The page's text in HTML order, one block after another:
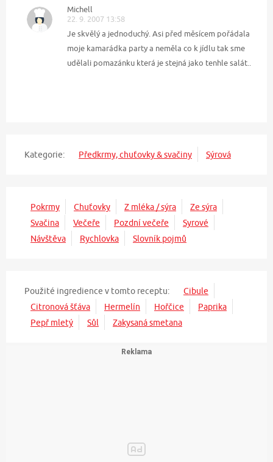
Michell
22. 9. 2007 13:58
Je skvělý a jednoduchý. Asi před měsícem pořádala
moje kamarádka party a neměla co k jídlu tak sme
udělali pomazánku která je stejná jako tenhle salát..
Kategorie: Předkrmy, chuťovky & svačiny Sýrová
Pokrmy Chuťovky Z mléka / sýra
Ze sýra
Svačina
Večeře Pozdní večeře
Syrové
Návštěva
Rychlovka Slovník pojmů
Použité ingredience v tomto receptu:
Cibule
Citronová šťáva
Hermelín Hořčice
Paprika
Pepř mletý
Sůl Zakysaná smetana